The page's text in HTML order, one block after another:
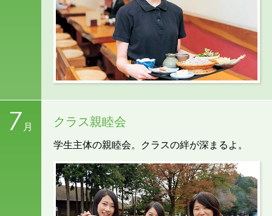
7 月 クラス親睦会
学生主体の親睦会。クラスの絆が深まるよ。